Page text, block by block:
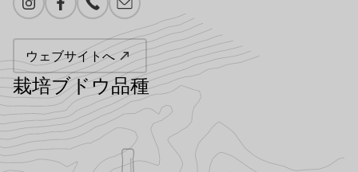
InstagramFacebook電話番号メール追加
ウェブサイトへ
栽培ブドウ品種